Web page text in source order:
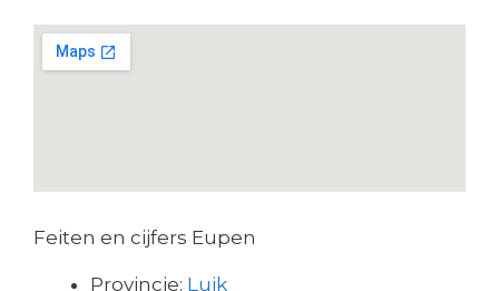
Feiten en cijfers Eupen
Provincie: Luik